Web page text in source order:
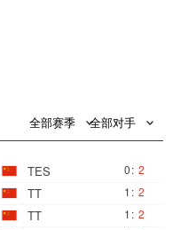
全部赛季 全部对手
TES 0: 2
TT 1 : 2
TT 1 : 2